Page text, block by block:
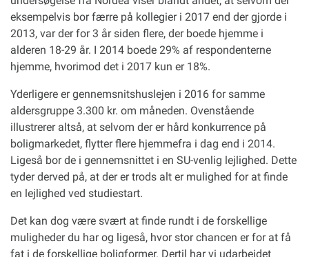
eksempelvis bor færre på kollegier i 2017 end der gjorde i
2013, var der for 3 år siden flere, der boede hjemme i
alderen 18-29 år. I 2014 boede 29% af respondenterne
hjemme, hvorimod det i 2017 kun er 18%.
Yderligere er gennemsnitshuslejen i 2016 for samme
aldersgruppe 3.300 kr. om måneden. Ovenstående
illustrerer altså, at selvom der er hård konkurrence på
boligmarkedet, flytter flere hjemmefra i dag end i 2014.
Ligeså bor de i gennemsnittet i en SU-venlig lejlighed. Dette
tyder derved på, at der er trods alt er mulighed for at finde
en lejlighed ved studiestart.
Det kan dog være svært at finde rundt i de forskellige
muligheder du har og ligeså, hvor stor chancen er for at få
fat i de forskellige boligformer. Dertil har vi udarbejdet